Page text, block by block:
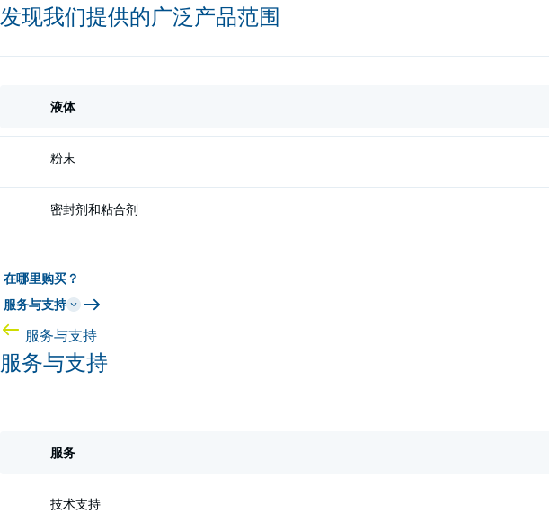
发现我们提供的广泛产品范围
液体
粉末
密封剂和粘合剂
在哪里购买？
服务与支持
服务与支持
服务与支持
服务
技术支持